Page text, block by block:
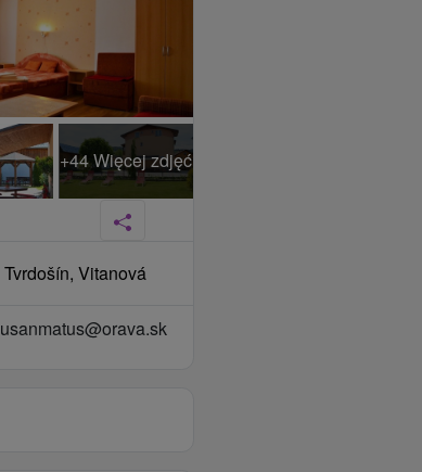
+44 Więcej zdjęć
Vitanová